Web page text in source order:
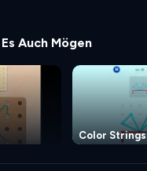
Auch Mögen
Color Strings